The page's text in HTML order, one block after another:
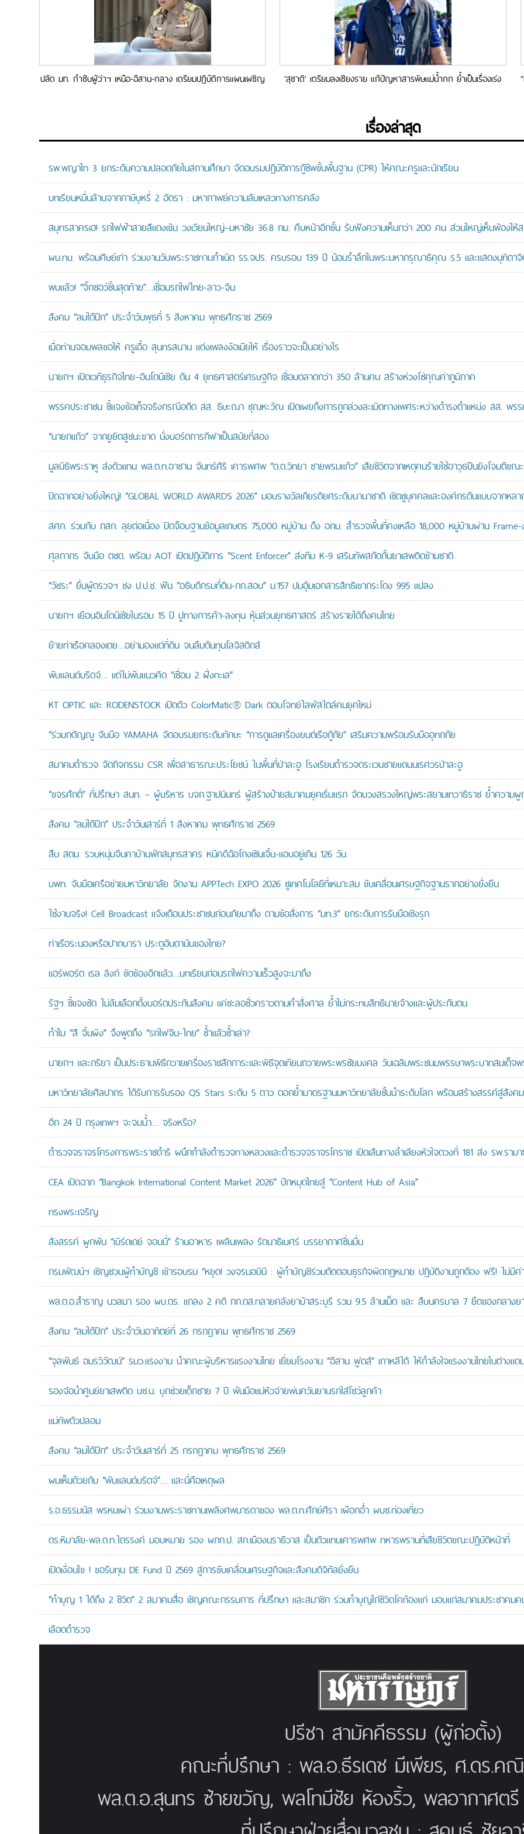
ปลัด มท. กำชับผู้ว่าฯ เหนือ-อีสาน-กลาง เตรียมปฏิบัติการแผนเผชิญ
‘สุชาติ’ เตรียมลงเชียงราย แก้ปัญหาสารพิษแม่น้ำกก ย้ำเป็นเรื่องเร่ง
เรื่องล่าสุด
รพ.พญาไท 3 ยกระดับความปลอดภัยในสถานศึกษา จัดอบรมปฏิบัติการกู้ชีพขั้นพื้นฐาน (CPR) ให้คณะครูและนักเรียน
บทเรียนหมื่นล้านจากภาษีบุหรี่ 2 อัตรา : มหากาพย์ความล้มเหลวทางการคลัง
สมุทรสาครเฮ! รถไฟฟ้าสายสีแดงเข้ม วงเวียนใหญ่–มหาชัย 36.8 กม. คืบหน้าอีกขั้น รับฟังความเห็นกว่า 200 คน ส่วนใหญ่เห็นพ้องให้
ผบ.ทบ. พร้อมศิษย์เก่า ร่วมงานวันพระราชทานกำเนิด รร.จปร. ครบรอบ 139 ปี น้อมรำลึกในพระมหากรุณาธิคุณ ร.5 และแสดงมุทิตา
พบแล้ว! “จิ๊กซอว์ชิ้นสุดท้าย”…เชื่อมรถไฟไทย-ลาว-จีน
สังคม “ลมใต้ปีก” ประจำวันพุธที่ 5 สิงหาคม พุทธศักราช 2569
เมื่อท่านจอมพลขอให้ ครูเอื้อ สุนทรสนาน แต่งเพลงง้อเมียให้ เรื่องราวจะเป็นอย่างไร
นายกฯ เปิดเวทีธุรกิจไทย–อินโดนีเซีย ดัน 4 ยุทธศาสตร์เศรษฐกิจ เชื่อมตลาดกว่า 350 ล้านคน สร้างห่วงโซ่คุณค่าภูมิภาค
พรรคประชาชน ชี้แจงข้อเท็จจริงกรณีอดีต สส. ธิษะณา ชุณหะวัณ เปิดเผยถึงการถูกล่วงละเมิดทางเพศระหว่างดำรงตำแหน่ง สส. พรร
“นายกแก้ว” จากยูยิตสูชนะขาด นั่งบอร์ดการกีฬาเป็นสมัยที่สอง
มูลนิธิพระราหู ส่งตัวแทน พล.ต.ท.อาชาน จันทร์ศิริ เคารพศพ “ด.ต.วิทยา ชายพรมแก้ว” เสียชีวิตจากเหตุคนร้ายใช้อาวุธปืนยิงโจมตีขณ
ปิดฉากอย่างยิ่งใหญ่! “GLOBAL WORLD AWARDS 2026” มอบรางวัลเกียรติยศระดับนานาชาติ เชิดชูบุคคลและองค์กรต้นแบบจากหล
สศก. ร่วมกับ กสก. ลุยต่อเนื่อง ปิดจ๊อบฐานข้อมูลเกษตร 75,000 หมู่บ้าน ดึง อกม. สำรวจพื้นที่คงเหลือ 18,000 หมู่บ้านผ่าน
ศุลกากร จับมือ ตชด. พร้อม AOT เปิดปฏิบัติการ “Scent Enforcer” ส่งทีม K-9 เสริมทัพสกัดกั้นยาเสพติดข้ามชาติ
“วัชระ” ยื่นผู้ตรวจฯ ชง ป.ป.ช. ฟัน “อธิบดีกรมที่ดิน-กก.สอบ” ม.157 ปมอุ้มเอกสารสิทธิเขากระโดง 995 แปลง
นายกฯ เยือนอินโดนีเซียในรอบ 15 ปี ปูทางการค้า-ลงทุน หุ้นส่วนยุทธศาสตร์ สร้างรายได้ถึงคนไทย
ย้ายท่าเรือคลองเตย…อย่ามองแต่ที่ดิน จนลืมต้นทุนโลจิสติกส์
พับแลนด์บริดจ์… แต่ไม่พับแนวคิด “เชื่อม 2 ฝั่งทะเล”
KT OPTIC และ RODENSTOCK เปิดตัว ColorMatic® Dark ตอบโจทย์ไลฟ์สไตล์คนยุคใหม่
“ร่วมกตัญญู จับมือ YAMAHA จัดอบรมยกระดับทักษะ “การดูแลเครื่องยนต์เรือกู้ภัย” เสริมความพร้อมรับมืออุทกภัย
สมาคมตำรวจ จัดกิจกรรม CSR เพื่อสาธารณะประโยชน์ ในพื้นที่ป่าละอู โรงเรียนตำรวจตระเวนชายแดนนเรศวรป่าละอู
“ขจรศักดิ์” ที่ปรึกษา สนท. – ผู้บริหาร บจก.ฐาปนินทร์ ผู้สร้างป้ายสมาคมยุคเริ่มแรก จัดบวงสรวงใหญ่พระสยามเทวาธิราช ย้ำความ
สังคม “ลมใต้ปีก” ประจำวันเสาร์ที่ 1 สิงหาคม พุทธศักราช 2569
สืบ สตม. รวบหนุ่มจีนคาบ้านพักสมุทรสาคร หนีคดีฉ้อโกงเซินเจิ้น-แอบอยู่เกิน 126 วัน
บพท. จับมือเครือข่ายมหาวิทยาลัย จัดงาน APPTech EXPO 2026 ชูเทคโนโลยีที่เหมาะสม ขับเคลื่อนเศรษฐกิจฐานรากอย่างยั่งยืน
ใช้งานจริง! Cell Broadcast แจ้งเตือนประชาชนก่อนภัยมาถึง ตามข้อสั่งการ “มท.3” ยกระดับการรับมือเชิงรุก
ท่าเรือระนองหรือปากบารา ประตูอันดามันของไทย?
แอร์พอร์ต เรล ลิงก์ ขัดข้องอีกแล้ว…บทเรียนก่อนรถไฟความเร็วสูงจะมาถึง
รัฐฯ ชี้แจงชัด ไม่ล้มเลือกตั้งบอร์ดประกันสังคม แค่ชะลอชั่วคราวตามคำสั่งศาล ย้ำไม่กระทบสิทธินายจ้างและผู้ประกันตน
ทำไม “สี จิ้นผิง” จึงพูดถึง “รถไฟจีน-ไทย” ซ้ำแล้วซ้ำเล่า?
นายกฯ และภริยา เป็นประธานพิธีถวายเครื่องราชสักการะและพิธีจุดเทียนถวายพระพรชัยมงคล วันเฉลิมพระชนมพรรษาพระบาทสมเด็จพ
มหาวิทยาลัยศิลปากร ได้รับการรับรอง QS Stars ระดับ 5 ดาว ตอกย้ำมาตรฐานมหาวิทยาลัยชั้นนำระดับโลก พร้อมสร้างสรรค์สู่สังค
อีก 24 ปี กรุงเทพฯ จะจมน้ำ… จริงหรือ?
ตำรวจจราจรโครงการพระราชดำริ ผนึกกำลังตำรวจทางหลวงและตำรวจจราจรโคราช เปิดเส้นทางลำเลียงหัวใจดวงที่ 181 ส่ง รพ.ราม
CEA เปิดฉาก “Bangkok International Content Market 2026” ปักหมุดไทยสู่ “Content Hub of Asia”
ทรงพระเจริญ
สังสรรค์ ผูกพัน “เบิร์ดเดย์ จอนนี่” ร้านอาหาร เพลินเพลง รัตนาธิเบศร์ บรรยากาศชื่นมื่น
กรมพัฒน์ฯ เชิญชวนผู้ทำบัญชี เข้ารอบรม “หยุด! วงจรนอมินี : ผู้ทำบัญชีร่วมตัดตอนธุรกิจผิดกฎหมาย ปฏิบัติงานถูกต้อง ฟรี! ไม่มีค่า
พล.ต.อ.สำราญ นวลมา รอง ผบ.ตร. แถลง 2 คดี กก.ดส.ทลายคลังยาบ้าสระบุรี รวม 9.5 ล้านเม็ด และ สืบนครบาล 7 ยึดของกลางย
สังคม “ลมใต้ปีก” ประจำวันอาทิตย์ที่ 26 กรกฎาคม พุทธศักราช 2569
“จุลพันธ์ อมรวิวัฒน์” รมว.แรงงาน นำคณะผู้บริหารแรงงานไทย เยี่ยมโรงงาน “อีสาน ฟูดส์” เกาหลีใต้ ให้กำลังใจแรงงานไทยในต่างแด
รองจ๋อนำศูนย์ยาเสพติด บช.น. บุกช่วยเด็กชาย 7 ปี พ้นมือแม่หัวจ่ายพ่นควันยานรกใส่โชว์ลูกค้า
แม่ทัพตัวปลอม
สังคม “ลมใต้ปีก” ประจำวันเสาร์ที่ 25 กรกฎาคม พุทธศักราช 2569
ผมเห็นด้วยกับ “พับแลนด์บริดจ์”… และนี่คือเหตุผล
ร.อ.ธรรมนัส พรหมเผ่า ร่วมงานพระราชทานเพลิงศพมารดาของ พล.ต.ท.ศักย์ศิรา เผือกอ่ำ ผบช.ท่องเที่ยว
ดร.หิมาลัย-พล.ต.ท.ไตรรงค์ มอบหมาย รอง ผกก.ป. สภ.เมืองนราธิวาส เป็นตัวแทนเคารพศพ ทหารพรานที่เสียชีวิตขณะปฏิบัติหน้าที่
เปิดเงื่อนไข ! ขอรับทุน DE Fund ปี 2569 สู่การขับเคลื่อนเศรษฐกิจและสังคมดิจิทัลยั่งยืน
“ทำบุญ 1 ได้ถึง 2 ชีวิต” 2 สมาคมสื่อ เชิญคณะกรรมการ ที่ปรึกษา และสมาชิก ร่วมทำบุญไถ่ชีวิตโคท้องแก่ มอบแก่สมาคมประชาคมค
เลือดตำรวจ
ปรีชา สามัคคีธรรม (ผู้ก่อตั้ง)
คณะที่ปรึกษา : พล.อ.ธีรเดช มีเพียร, ศ.ดร.
พล.ต.อ.สุนทร ซ้ายขวัญ, พลโทมีชัย ห้องริ้ว, พลอากาศ